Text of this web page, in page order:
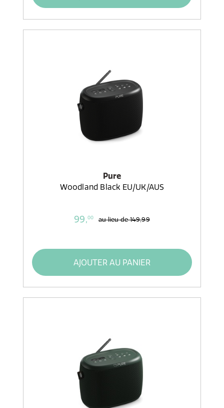
Pure
Woodland Black EU/UK/AUS
99,00 au lieu de149,99
AJOUTER AU PANIER